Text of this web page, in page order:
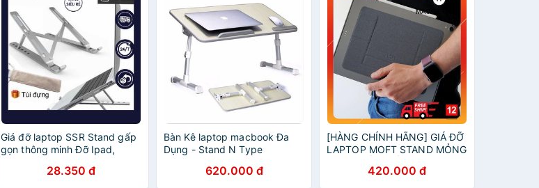
Giá đỡ laptop SSR Stand gấp
gọn thông minh Đỡ Ipad,
28.350 đ
Bàn Kê laptop macbook Đa
Dụng - Stand N Type
HanruiOffical620.000 đ
[HÀNG CHÍNH HÃNG] GIÁ ĐỠ
LAPTOP MOFT STAND MỎNG
420.000 đ